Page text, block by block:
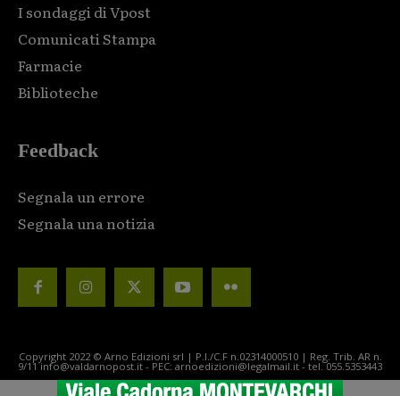
I sondaggi di Vpost
Comunicati Stampa
Farmacie
Biblioteche
Feedback
Segnala un errore
Segnala una notizia
Copyright 2022 © Arno Edizioni srl | P.I./C.F n.02314000510 | Reg. Trib. AR n.
9/11 info@valdarnopost.it - PEC: arnoedizioni@legalmail.it - tel. 055.5353443